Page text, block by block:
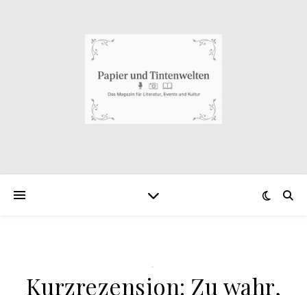
.
Kurzrezension: Zu wahr,